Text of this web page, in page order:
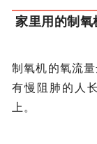
家里用的制氧
制氧机的氧流
有慢阻肺的人
上。